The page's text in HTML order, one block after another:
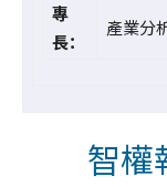
專
長：
產業分
智權